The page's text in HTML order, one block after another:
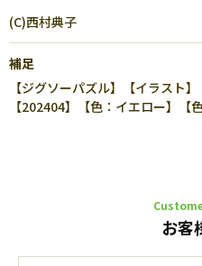
(C)西村典子
補足
【ジグソーパズル】【イラスト
【202404】【色：イエロー】【
お客